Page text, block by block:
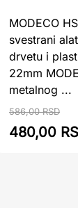
MODECO
svestrani
drvetu i
22mm
metalnog ...
586,00 RSD
480,00